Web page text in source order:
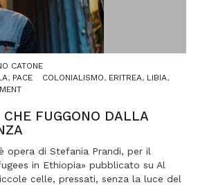
CATONE
, PACE COLONIALISMO, ERITREA, LIBIA,
ON
RIFUGIATI
FUGGONO
DALLA
NOSTRA
VIOLENZA
FUGGONO DALLA
opera di Stefania Prandi, per il
in Ethiopia» pubblicato su Al
celle, pressati, senza la luce del